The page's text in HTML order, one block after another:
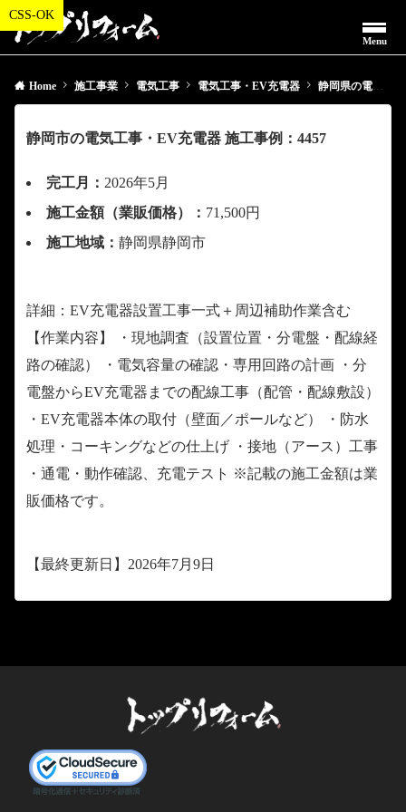
Menu
Home 施工事業 電気工事 電気工事・EV充電器 静岡県の電気工事・EV充電器
静岡市の電気工事・EV充電器 施工事例：4457
完工月： 2026年5月
施工金額（業販価格）： 71,500円
施工地域： 静岡県静岡市
詳細：EV充電器設置工事一式＋周辺補助作業含む
【作業内容】 ・現地調査（設置位置・分電盤・配線経
路の確認） ・電気容量の確認・専用回路の計画 ・分
電盤からEV充電器までの配線工事（配管・配線敷設）
・EV充電器本体の取付（壁面／ポールなど） ・防水
処理・コーキングなどの仕上げ ・接地（アース）工事
・通電・動作確認、充電テスト ※記載の施工金額は業
販価格です。
【最終更新日】2026年7月9日